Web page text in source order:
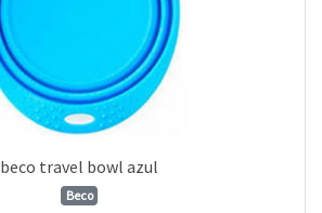
beco travel bowl azul
Beco